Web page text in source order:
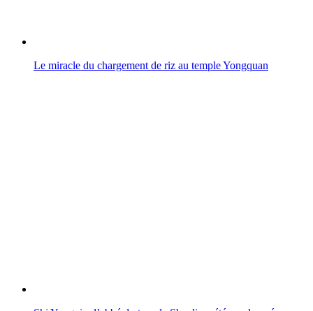
Le miracle du chargement de riz au temple Yongquan